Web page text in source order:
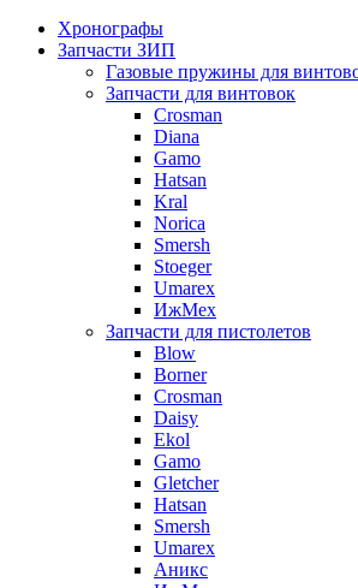
Хронографы
Запчасти ЗИП
Газовые пружины для
Запчасти для винтовок
Crosman
Diana
Gamo
Hatsan
Kral
Norica
Smersh
Stoeger
Umarex
ИжМех
Запчасти для пистолетов
Blow
Borner
Crosman
Daisy
Ekol
Gamo
Gletcher
Hatsan
Smersh
Umarex
Аникс